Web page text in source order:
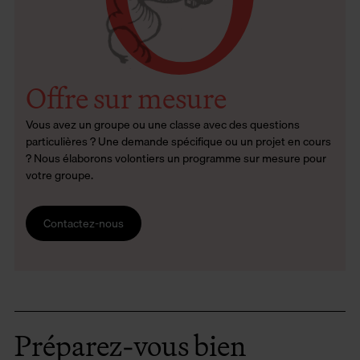
Offre sur mesure
Vous avez un groupe ou une classe avec des questions
particulières ? Une demande spécifique ou un projet en cours
? Nous élaborons volontiers un programme sur mesure pour
votre groupe.
Contactez-nous
Préparez-vous bien